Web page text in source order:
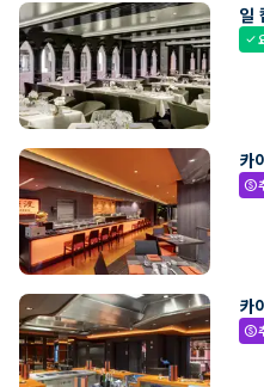
일
check
카
paid
카
paid